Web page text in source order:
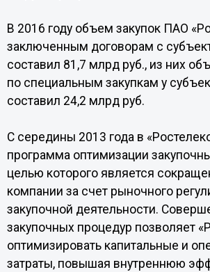
В 2016 году объем закупок ПАО
заключенным договорам с
составил 81,7 млрд руб., из них
по специальным закупкам у
составил 24,2 млрд руб.
С середины 2013 года в
программа оптимизации
целью которого является
компании за счет рыночного
закупочной деятельности.
закупочных процедур позволяет
оптимизировать капитальные и
затраты, повышая внутреннюю